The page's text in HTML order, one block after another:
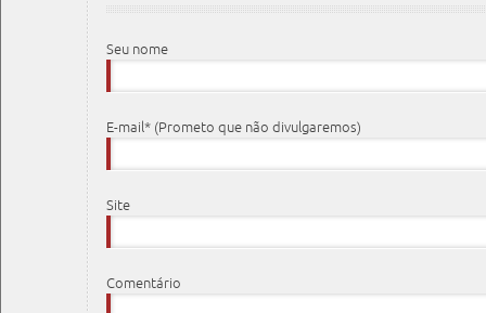
Seu nome
E-mail* (Prometo que não divulgaremos)
Site
Comentário